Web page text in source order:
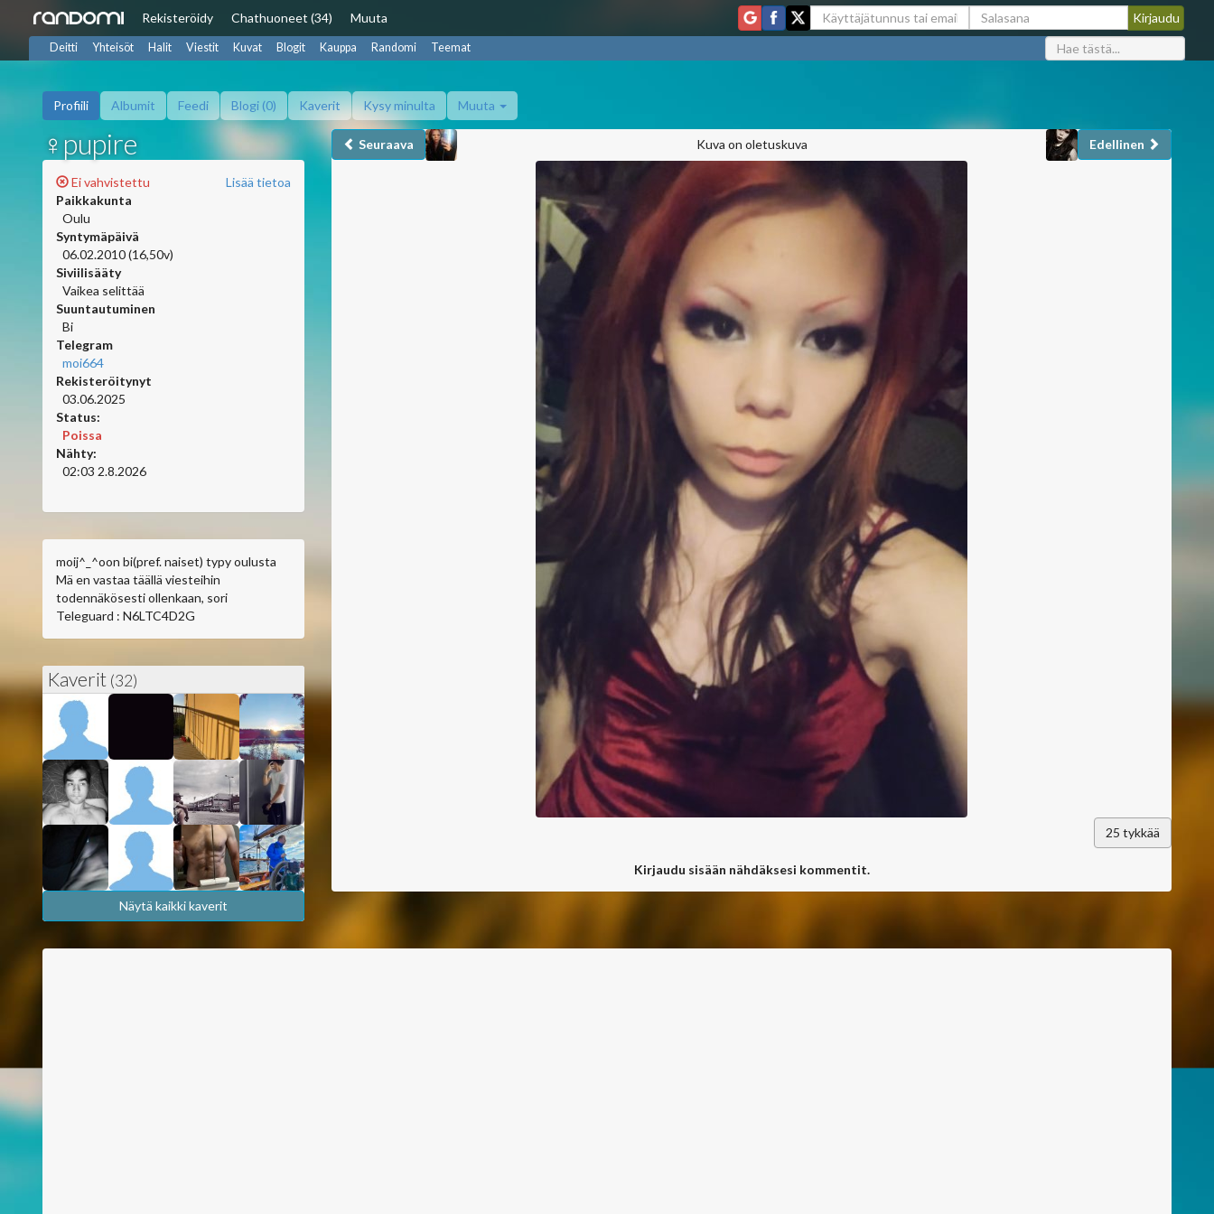
Rekisteröidy Chathuoneet (34) Muuta
Deitti Yhteisöt Halit Viestit Kuvat Blogit Kauppa Randomi Teemat
Profiili Albumit Feedi Blogi (0) Kaverit Kysy minulta Muuta
Seuraava Kuva on oletuskuva Edellinen
25 tykkää
Kirjaudu sisään nähdäksesi kommentit.
♀pupire
Lisää tietoa
Ei vahvistettu
Paikkakunta
Oulu
Syntymäpäivä
06.02.2010 (16,50v)
Siviilisääty
Vaikea selittää
Suuntautuminen
Bi
Telegram
moi664
Rekisteröitynyt
03.06.2025
Status:
Poissa
Nähty:
02:03 2.8.2026
moij^_^oon bi(pref. naiset) typy oulusta
Mä en vastaa täällä viesteihin
todennäkösesti ollenkaan, sori
Teleguard : N6LTC4D2G
Kaverit (32)
Näytä kaikki kaverit